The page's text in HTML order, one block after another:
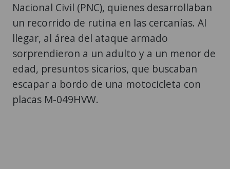
Nacional Civil (PNC), quienes desarrollaban
un recorrido de rutina en las cercanías. Al
llegar, al área del ataque armado
sorprendieron a un adulto y a un menor de
edad, presuntos sicarios, que buscaban
escapar a bordo de una motocicleta con
placas M-049HVW.